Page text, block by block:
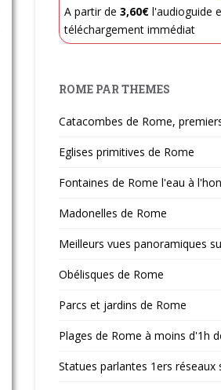
A partir de 3,60€ l'audioguide
téléchargement immédiat
ROME PAR THEMES
Catacombes de Rome,
Eglises primitives de Rome
Fontaines de Rome l'eau à
Madonelles de Rome
Meilleurs vues panoramiques
Obélisques de Rome
Parcs et jardins de Rome
Plages de Rome à moins d'1h
Statues parlantes 1ers réseaux